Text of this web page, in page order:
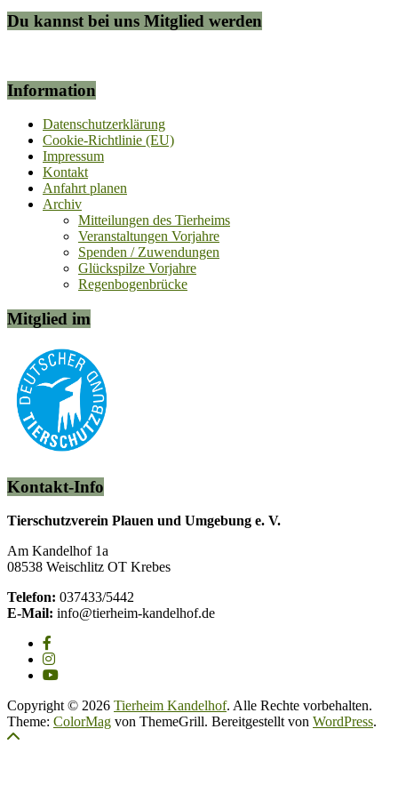
Du kannst bei uns Mitglied werden
Information
Datenschutzerklärung
Cookie-Richtlinie (EU)
Impressum
Kontakt
Anfahrt planen
Archiv
Mitteilungen des Tierheims
Veranstaltungen Vorjahre
Spenden / Zuwendungen
Glückspilze Vorjahre
Regenbogenbrücke
Mitglied im
Kontakt-Info
Tierschutzverein Plauen und Umgebung e. V.
Am Kandelhof 1a
08538 Weischlitz OT Krebes
Telefon: 037433/5442
E-Mail: info@tierheim-kandelhof.de
Copyright © 2026 Tierheim Kandelhof. Alle Rechte vorbehalten.
Theme: ColorMag von ThemeGrill. Bereitgestellt von WordPress.